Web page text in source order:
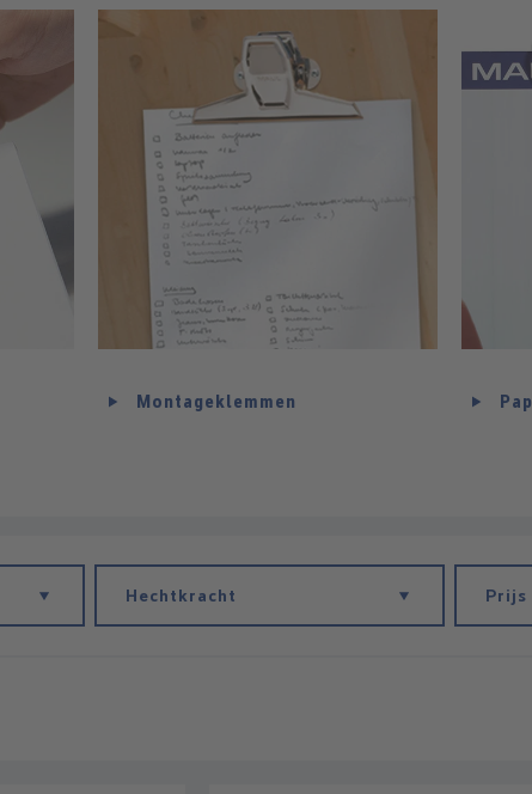
Montageklemmen
Hechtkracht Prijs